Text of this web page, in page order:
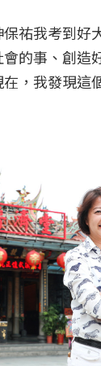
保祐我考到好
的事、創造
，我發現這